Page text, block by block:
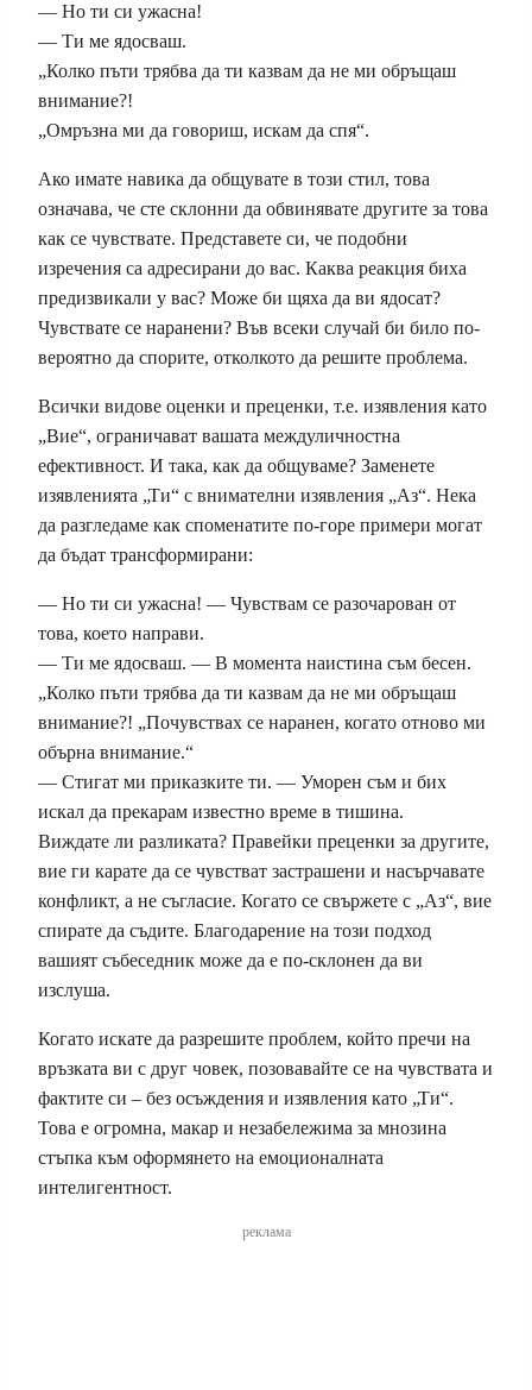
— Но ти си ужасна!
— Ти ме ядосваш.
„Колко пъти трябва да ти казвам да не ми обръщаш
внимание?!
„Омръзна ми да говориш, искам да спя“.
Ако имате навика да общувате в този стил, това
означава, че сте склонни да обвинявате другите за това
как се чувствате. Представете си, че подобни
изречения са адресирани до вас. Каква реакция биха
предизвикали у вас? Може би щяха да ви ядосат?
Чувствате се наранени? Във всеки случай би било по-
вероятно да спорите, отколкото да решите проблема.
Всички видове оценки и преценки, т.е. изявления като
„Вие“, ограничават вашата междуличностна
ефективност. И така, как да общуваме? Заменете
изявленията „Ти“ с внимателни изявления „Аз“. Нека
да разгледаме как споменатите по-горе примери могат
да бъдат трансформирани:
— Но ти си ужасна! — Чувствам се разочарован от
това, което направи.
— Ти ме ядосваш. — В момента наистина съм бесен.
„Колко пъти трябва да ти казвам да не ми обръщаш
внимание?! „Почувствах се наранен, когато отново ми
обърна внимание.“
— Стигат ми приказките ти. — Уморен съм и бих
искал да прекарам известно време в тишина.
Виждате ли разликата? Правейки преценки за другите,
вие ги карате да се чувстват застрашени и насърчавате
конфликт, а не съгласие. Когато се свържете с „Аз“, вие
спирате да съдите. Благодарение на този подход
вашият събеседник може да е по-склонен да ви
изслуша.
Когато искате да разрешите проблем, който пречи на
връзката ви с друг човек, позовавайте се на чувствата и
фактите си – без осъждения и изявления като „Ти“.
Това е огромна, макар и незабележима за мнозина
стъпка към оформянето на емоционалната
интелигентност.
реклама